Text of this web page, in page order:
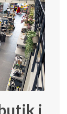
i